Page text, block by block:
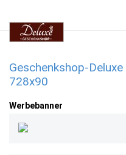
Geschenkshop-
728x90
Werbebanner